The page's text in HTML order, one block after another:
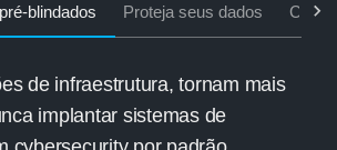
blindados Proteja seus dados
de infraestrutura, tornam mais
implantar sistemas de